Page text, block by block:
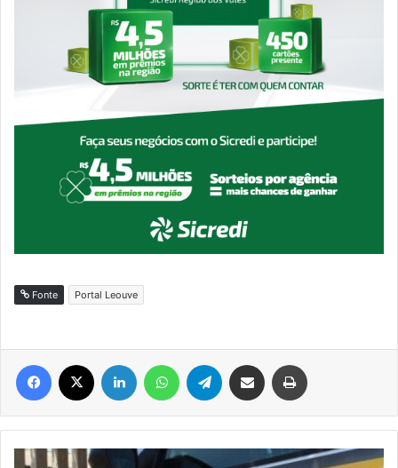
Fonte Portal Leouve
Facebook Linkedin WhatsAppTelegram Compartilhar via e-mail
Homem